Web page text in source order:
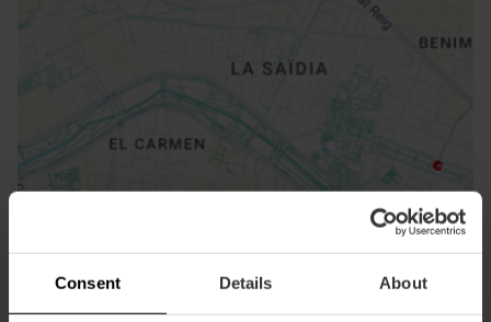
Consent Details About
Activar mapa